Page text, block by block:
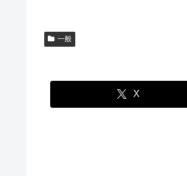
一般
X